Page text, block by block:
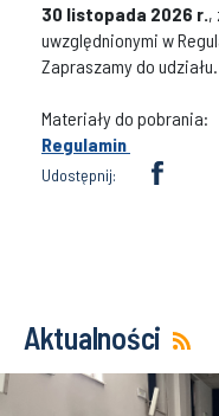
30 listopada 2026 r.,
uwzględnionymi w
Zapraszamy do udziału.
Materiały do pobrania:
Regulamin
Udostępnij:
Aktualności